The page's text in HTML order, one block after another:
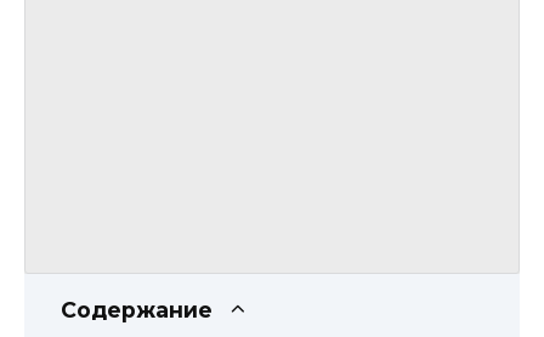
Содержание